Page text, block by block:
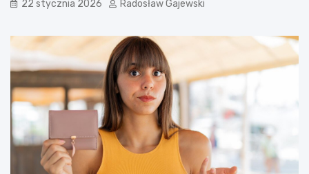
22 stycznia 2026 Radosław Gajewski